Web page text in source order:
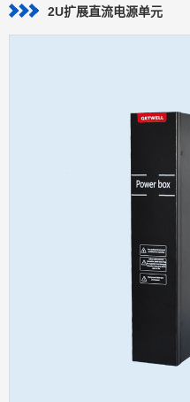
2U扩展直流电源单元